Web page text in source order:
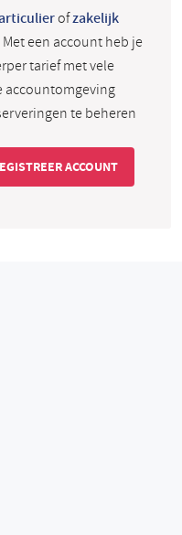
ofzakelijk
een account heb je
tarief met vele
accountomgeving
te beheren
ACCOUNT